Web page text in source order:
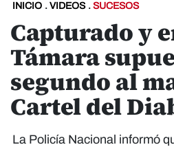
INICIO . VIDEOS . SUCESOS
Capturado y
Támara
segundo al
Cartel del
La Policía Nacional informó